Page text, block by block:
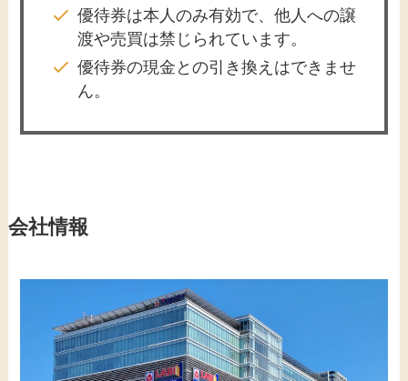
優待券は本人のみ有効で、他人への譲
渡や売買は禁じられています。
優待券の現金との引き換えはできませ
ん。
会社情報